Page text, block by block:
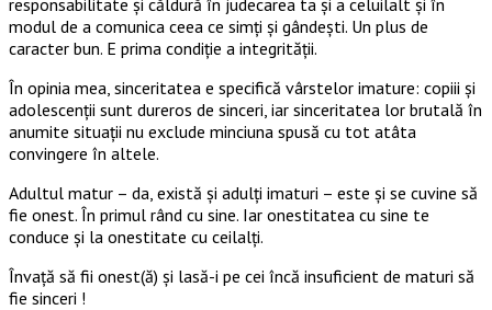
modul de a comunica ceea ce simți și gândești. Un plus de
caracter bun. E prima condiție a integrității.
În opinia mea, sinceritatea e specifică vârstelor imature: copiii și
adolescenții sunt dureros de sinceri, iar sinceritatea lor brutală în
anumite situații nu exclude minciuna spusă cu tot atâta
convingere în altele.
Adultul matur – da, există și adulți imaturi – este și se cuvine să
fie onest. În primul rând cu sine. Iar onestitatea cu sine te
conduce și la onestitate cu ceilalți.
Învață să fii onest(ă) și lasă-i pe cei încă insuficient de maturi să
fie sinceri !